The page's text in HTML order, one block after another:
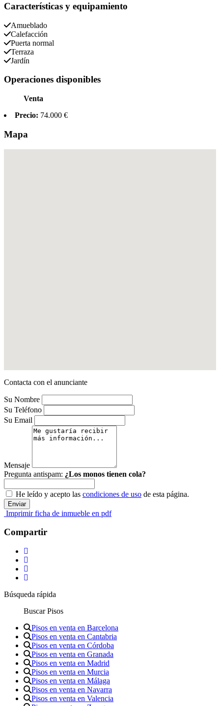
Características y equipamiento
Amueblado
Calefacción
Puerta normal
Terraza
Jardín
Operaciones disponibles
Venta
Precio: 74.000 €
Mapa
Contacta con el anunciante
Su Nombre
Su Teléfono
Su Email
Mensaje
Pregunta antispam: ¿Los monos tienen cola?
He leído y acepto las condiciones de uso de esta página.
Imprimir ficha de inmueble en pdf
Compartir
Búsqueda rápida
Buscar Pisos
Pisos en venta en Barcelona
Pisos en venta en Cantabria
Pisos en venta en Córdoba
Pisos en venta en Granada
Pisos en venta en Madrid
Pisos en venta en Murcia
Pisos en venta en Málaga
Pisos en venta en Navarra
Pisos en venta en Valencia